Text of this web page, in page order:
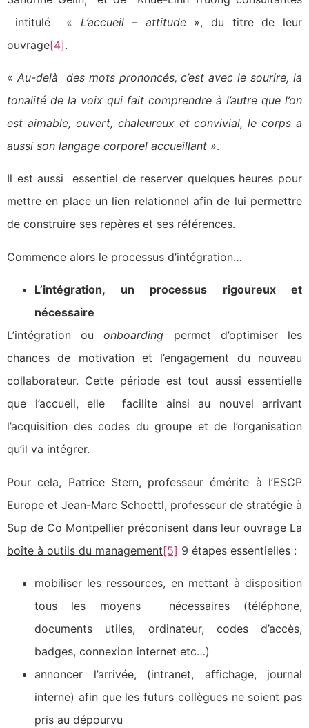
intitulé « L’accueil – attitude», du titre de leur
ouvrage[4].
« Au-delà des mots prononcés, c’est avec le sourire, la
tonalité de la voix qui fait comprendre à l’autre que l’on
est aimable, ouvert, chaleureux et convivial, le corps a
aussi son langage corporel accueillant ».
Il est aussi essentiel de reserver quelques heures pour
mettre en place un lien relationnel afin de lui permettre
de construire ses repères et ses références.
Commence alors le processus d’intégration…
L’intégration, un processus rigoureux et
nécessaire
L’intégration ouonboarding permet d’optimiser les
chances de motivation et l’engagement du nouveau
collaborateur. Cette période est tout aussi essentielle
que l’accueil, elle facilite ainsi au nouvel arrivant
l’acquisition des codes du groupe et de l’organisation
qu’il va intégrer.
Pour cela, Patrice Stern, professeur émérite à l’ESCP
Europe et Jean-Marc Schoettl, professeur de stratégie à
Sup de Co Montpellier préconisent dans leur ouvrage La
boîte à outils du management[5] 9 étapes essentielles :
mobiliser les ressources, en mettant à disposition
tous les moyens nécessaires (téléphone,
documents utiles, ordinateur, codes d’accès,
badges, connexion internet etc…)
annoncer l’arrivée, (intranet, affichage, journal
interne) afin que les futurs collègues ne soient pas
pris au dépourvu